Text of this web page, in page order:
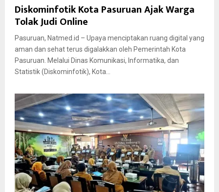
Diskominfotik Kota Pasuruan Ajak Warga
Tolak Judi Online
Pasuruan, Natmed.id – Upaya menciptakan ruang digital yang
aman dan sehat terus digalakkan oleh Pemerintah Kota
Pasuruan. Melalui Dinas Komunikasi, Informatika, dan
Statistik (Diskominfotik), Kota...